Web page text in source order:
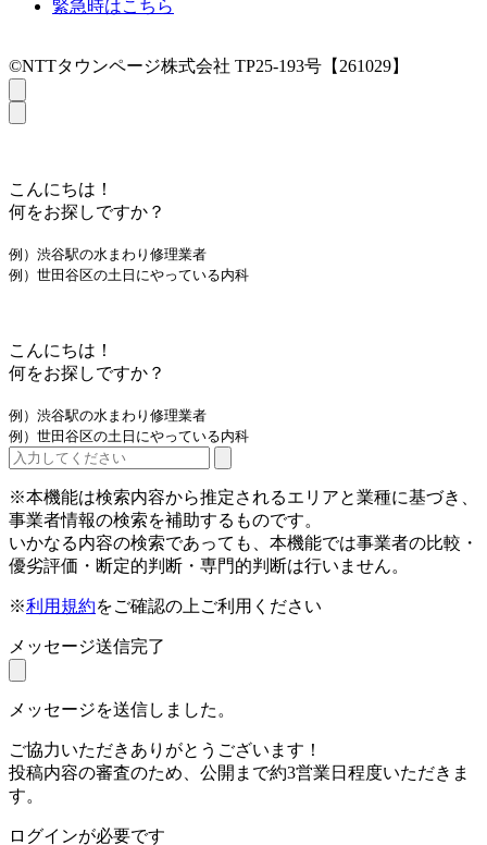
緊急時はこちら
©NTTタウンページ株式会社 TP25-193号【261029】
こんにちは！
何をお探しですか？
例）渋谷駅の水まわり修理業者
例）世田谷区の土日にやっている内科
こんにちは！
何をお探しですか？
例）渋谷駅の水まわり修理業者
例）世田谷区の土日にやっている内科
※本機能は検索内容から推定されるエリアと業種に基づき、
事業者情報の検索を補助するものです。
いかなる内容の検索であっても、本機能では事業者の比較・
優劣評価・断定的判断・専門的判断は行いません。
※利用規約をご確認の上ご利用ください
メッセージ送信完了
メッセージを送信しました。
ご協力いただきありがとうございます！
投稿内容の審査のため、公開まで約3営業日程度いただきま
す。
ログインが必要です